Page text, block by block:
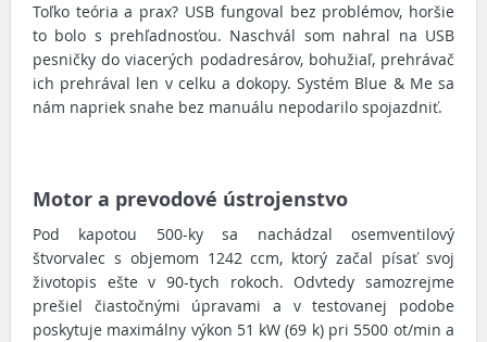
Toľko teória a prax? USB fungoval bez problémov, horšie
to bolo s prehľadnosťou. Naschvál som nahral na USB
pesničky do viacerých podadresárov, bohužiaľ, prehrávač
ich prehrával len v celku a dokopy. Systém Blue & Me sa
nám napriek snahe bez manuálu nepodarilo spojazdniť.
Motor a prevodové ústrojenstvo
Pod kapotou 500-ky sa nachádzal osemventilový
štvorvalec s objemom 1242 ccm, ktorý začal písať svoj
životopis ešte v 90-tych rokoch. Odvtedy samozrejme
prešiel čiastočnými úpravami a v testovanej podobe
poskytuje maximálny výkon 51 kW (69 k) pri 5500 ot/min a